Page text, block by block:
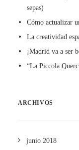
sepas)
Cómo actualizar
La creatividad
¡Madrid va a ser
“La Piccola
ARCHIVOS
junio 2018